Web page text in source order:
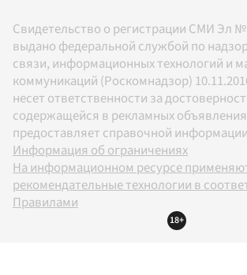
Свидетельство о регистрации СМИ Эл
выдано федеральной службой по
связи, информационных технологий и
коммуникаций (Роскомнадзор)
несет ответственности за
содержащейся в рекламных
предоставляет справочной
Информация об ограничениях
На информационном ресурсе
рекомендательные технологии в
Правилами
18+